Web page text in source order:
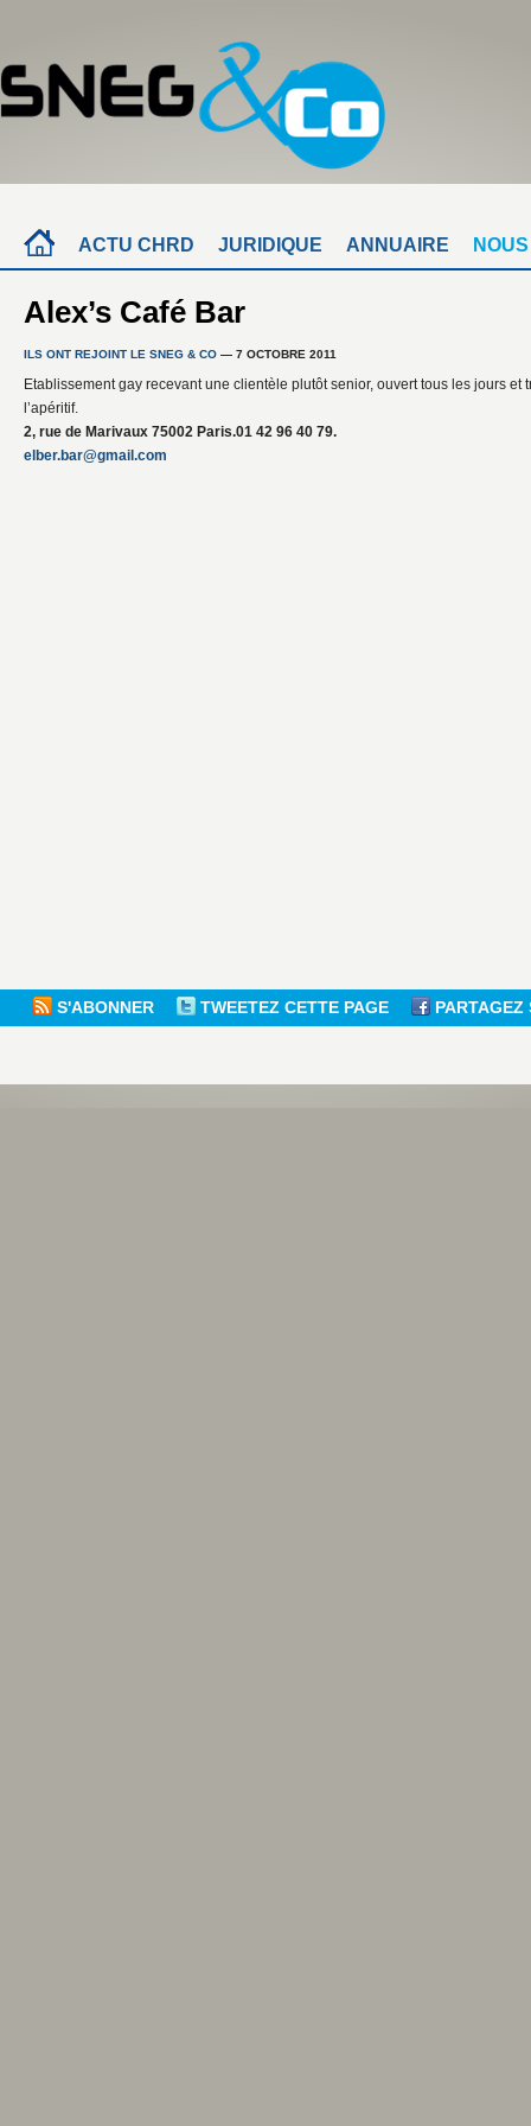
ACTU CHRD JURIDIQUE ANNUAIRE
Alex’s Café Bar
ILS ONT REJOINT LE SNEG & CO — 7 OCTOBRE 2011
Etablissement gay recevant une clientèle plutôt senior, ouvert tous les jours et
l’apéritif.
2, rue de Marivaux 75002 Paris.01 42 96 40 79.
elber.bar@gmail.com
S'ABONNER TWEETEZ CETTE PAGE PARTAGEZ